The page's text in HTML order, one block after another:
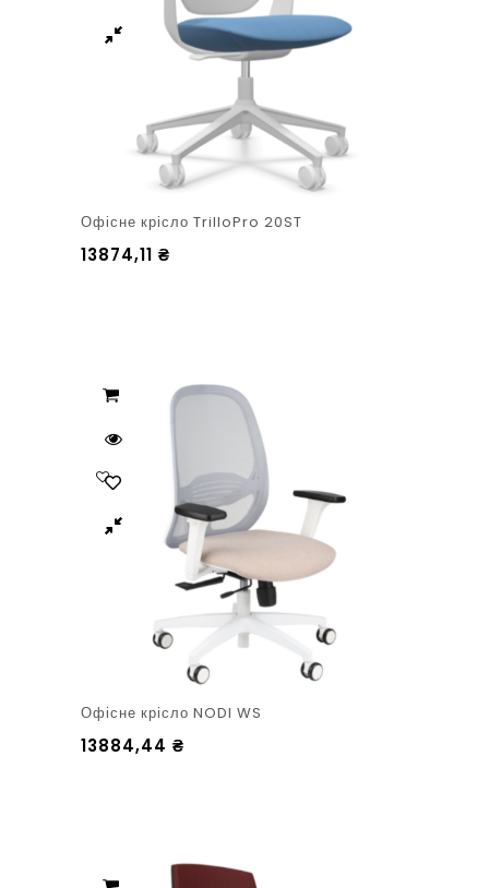
Офісне крісло TrilloPro 20ST
13874,11 ₴
Офісне крісло NODI WS
13884,44 ₴